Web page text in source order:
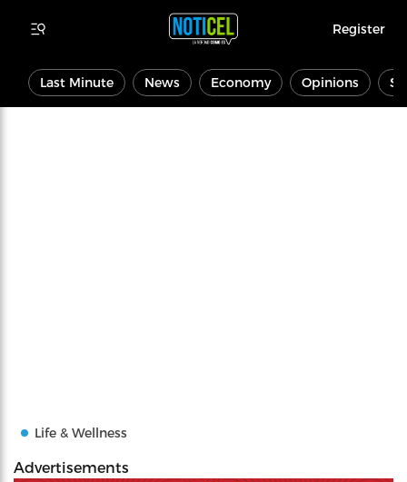
Register
Last Minute News Economy Opinions
Life & Wellness
Advertisements